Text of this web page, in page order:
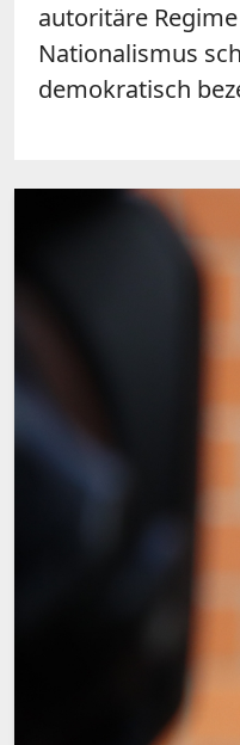
autoritäre
Nationalismus
demokratisch